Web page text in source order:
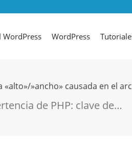
WordPress WordPress
»ancho» causada en el
de PHP: clave de…